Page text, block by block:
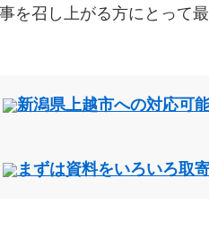
を召し上がる方にとって
新潟県上越市への対応可
まずは資料をいろいろ取